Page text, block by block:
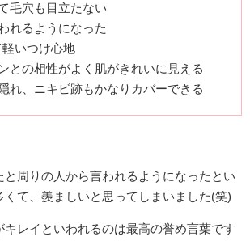
毛穴も目立たない
れるようになった
いつけ心地
との相性がよく肌がきれいに見える
れ、ニキビ跡もかなりカバーできる
と周りの人から言われるようになったとい
くて、羨ましいと思ってしまいました(笑)
キレイといわれるのは最高の誉め言葉です